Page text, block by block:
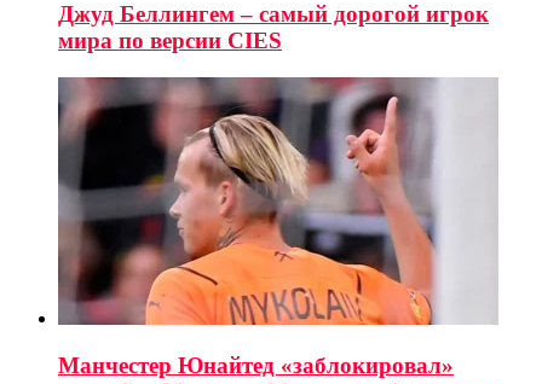
Джуд Беллингем – самый дорогой игрок
мира по версии CIES
Манчестер Юнайтед «заблокировал»